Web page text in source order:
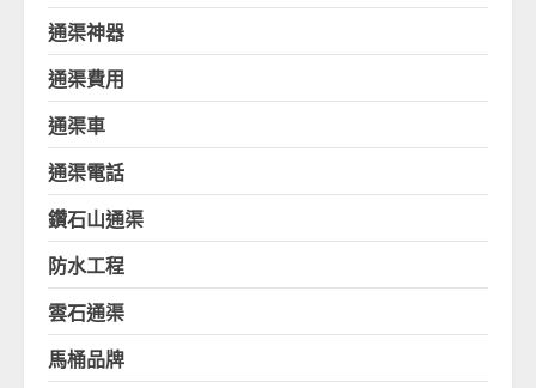
通渠神器
通渠費用
通渠車
通渠電話
鑽石山通渠
防水工程
雲石通渠
馬桶品牌